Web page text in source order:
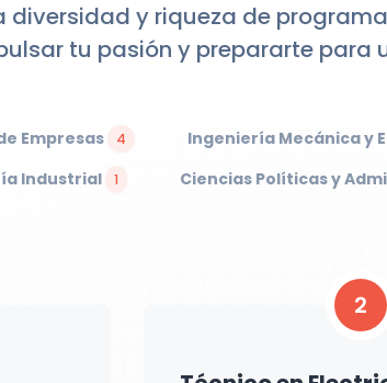
diversidad y riqueza de
tu pasión y prepararte para
Empresas 4 Ingeniería Mecánica y
Industrial 1 Ciencias Políticas y
2